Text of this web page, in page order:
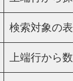
検索対象の
上端行から